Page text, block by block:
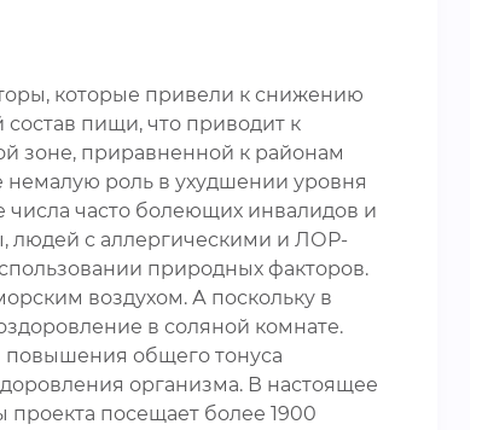
которые привели к снижению
пищи, что приводит к
зоне, приравненной к районам
роль в ухудшении уровня
часто болеющих инвалидов и
людей с аллергическими и ЛОР-
природных факторов.
воздухом. А поскольку в
в соляной комнате.
повышения общего тонуса
организма. В настоящее
проекта посещает более 1900